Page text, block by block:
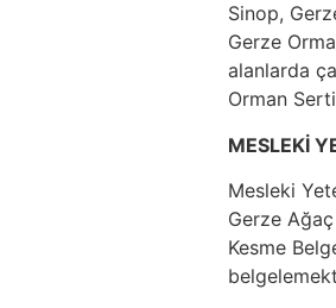
Sinop,
Gerze
alanlarda
Orman
MESLEKİ
Mesleki
Gerze
Kesme